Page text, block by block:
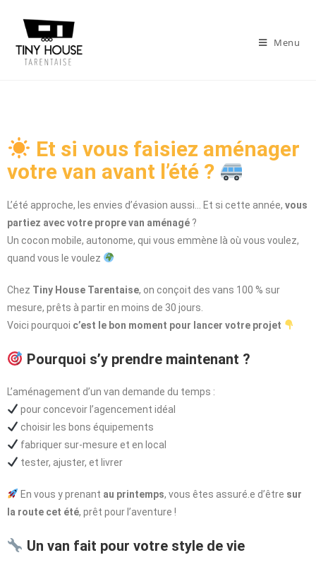
Menu
Et si vous faisiez aménager
votre van avant l’été ?
L’été approche, les envies d’évasion aussi… Et si cette année, vous
partiez avec votre propre van aménagé ?
Un cocon mobile, autonome, qui vous emmène là où vous voulez,
quand vous le voulez
Chez Tiny House Tarentaise, on conçoit des vans 100 % sur
mesure, prêts à partir en moins de 30 jours.
Voici pourquoi c’est le bon moment pour lancer votre projet
Pourquoi s’y prendre maintenant ?
L’aménagement d’un van demande du temps :
pour concevoir l’agencement idéal
choisir les bons équipements
fabriquer sur-mesure et en local
tester, ajuster, et livrer
En vous y prenant au printemps, vous êtes assuré.e d’être sur
la route cet été, prêt pour l’aventure !
Un van fait pour votre style de vie